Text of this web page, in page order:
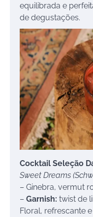
equilibrada e
de degustações.
Cocktail Seleção
Sweet Dreams
– Ginebra, vermut
– Garnish: twist de
Floral, refrescante